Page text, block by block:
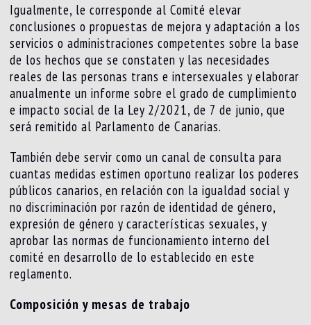
Igualmente, le corresponde al Comité elevar
conclusiones o propuestas de mejora y adaptación a los
servicios o administraciones competentes sobre la base
de los hechos que se constaten y las necesidades
reales de las personas trans e intersexuales y elaborar
anualmente un informe sobre el grado de cumplimiento
e impacto social de la Ley 2/2021, de 7 de junio, que
será remitido al Parlamento de Canarias.
También debe servir como un canal de consulta para
cuantas medidas estimen oportuno realizar los poderes
públicos canarios, en relación con la igualdad social y
no discriminación por razón de identidad de género,
expresión de género y características sexuales, y
aprobar las normas de funcionamiento interno del
comité en desarrollo de lo establecido en este
reglamento.
Composición y mesas de trabajo